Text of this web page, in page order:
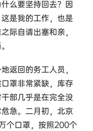
么要坚持回去？因
是我的工作，也是
际自请出塞和亲，
返回的务工人员，
罩非常紧缺，库存
部几乎是在完全没
急。二月初，北京
个口罩，按照200个